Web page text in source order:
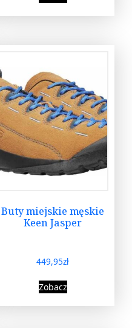
Buty miejskie męskie
Keen Jasper
449,95zł
Zobacz